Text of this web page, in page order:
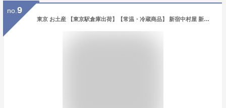
no. 9
東京 お土産 【東京駅倉庫出荷】【常温・冷蔵商品】 新宿中村屋 新宿カリーあられ 8袋入 おみやげ 東京土産 東京みやげ せんべい お菓子 和菓子 煎餅 贈答用 お中元 御中元 お歳暮 御歳暮 内祝い お取り寄せ ギフト プレゼント のし不可